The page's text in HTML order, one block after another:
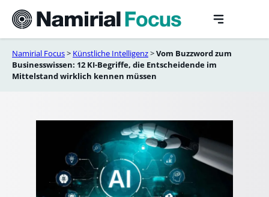
content
Namirial Focus> Künstliche Intelligenz>Vom Buzzword zum
Businesswissen: 12 KI-Begriffe, die Entscheidende im
Mittelstand wirklich kennen müssen